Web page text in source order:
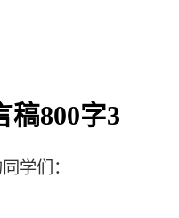
稿800字3
学们：